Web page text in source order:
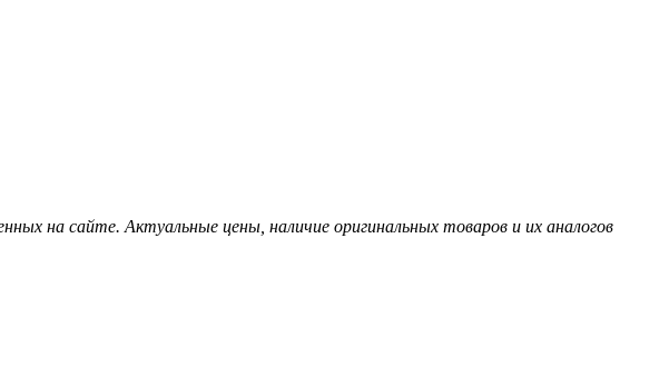
на сайте. Актуальные цены, наличие оригинальных товаров и их аналогов